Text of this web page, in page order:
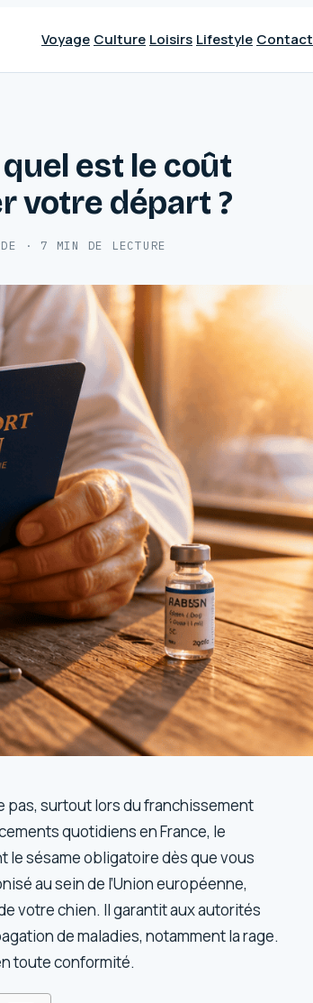
Voyage Culture Loisirs Lifestyle Contact
est le coût
votre départ ?
· 7 MIN DE LECTURE
pas, surtout lors du franchissement
quotidiens en France, le
le sésame obligatoire dès que vous
au sein de l’Union européenne,
votre chien. Il garantit aux autorités
de maladies, notamment la rage.
toute conformité.